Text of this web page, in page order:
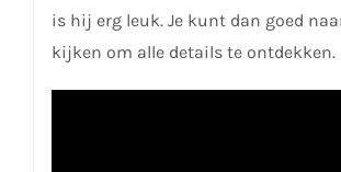
is hij erg leuk. Je kunt dan goed
kijken om alle details te ontdekken.